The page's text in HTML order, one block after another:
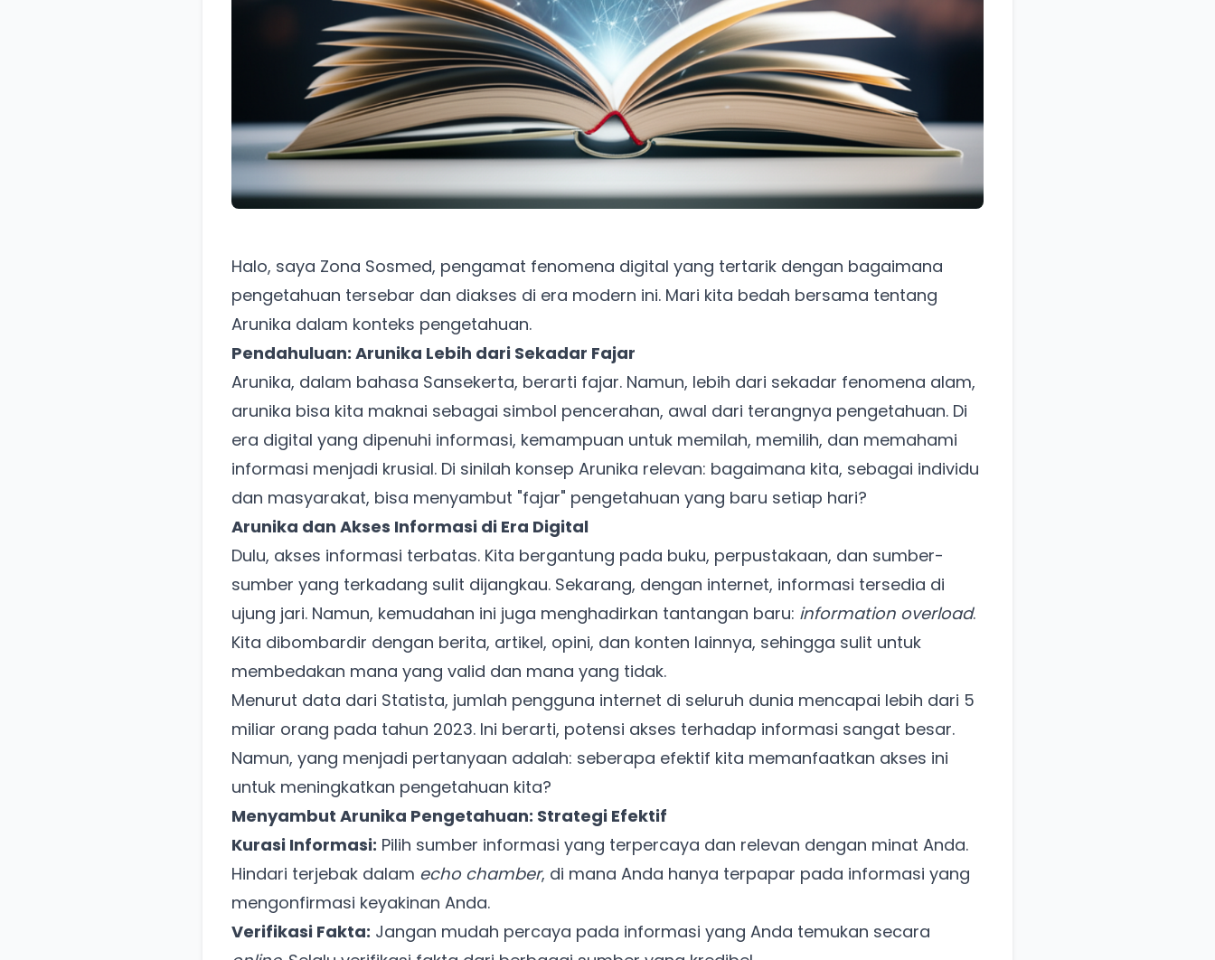
Halo, saya Zona Sosmed, pengamat fenomena digital yang tertarik dengan bagaimana
pengetahuan tersebar dan diakses di era modern ini. Mari kita bedah bersama tentang
Arunika dalam konteks pengetahuan.
Pendahuluan: Arunika Lebih dari Sekadar Fajar
Arunika, dalam bahasa Sansekerta, berarti fajar. Namun, lebih dari sekadar fenomena alam,
arunika bisa kita maknai sebagai simbol pencerahan, awal dari terangnya pengetahuan. Di
era digital yang dipenuhi informasi, kemampuan untuk memilah, memilih, dan memahami
informasi menjadi krusial. Di sinilah konsep Arunika relevan: bagaimana kita, sebagai individu
dan masyarakat, bisa menyambut "fajar" pengetahuan yang baru setiap hari?
Arunika dan Akses Informasi di Era Digital
Dulu, akses informasi terbatas. Kita bergantung pada buku, perpustakaan, dan sumber-
sumber yang terkadang sulit dijangkau. Sekarang, dengan internet, informasi tersedia di
ujung jari. Namun, kemudahan ini juga menghadirkan tantangan baru: information overload.
Kita dibombardir dengan berita, artikel, opini, dan konten lainnya, sehingga sulit untuk
membedakan mana yang valid dan mana yang tidak.
Menurut data dari Statista, jumlah pengguna internet di seluruh dunia mencapai lebih dari 5
miliar orang pada tahun 2023. Ini berarti, potensi akses terhadap informasi sangat besar.
Namun, yang menjadi pertanyaan adalah: seberapa efektif kita memanfaatkan akses ini
untuk meningkatkan pengetahuan kita?
Menyambut Arunika Pengetahuan: Strategi Efektif
Kurasi Informasi: Pilih sumber informasi yang terpercaya dan relevan dengan minat Anda.
Hindari terjebak dalam echo chamber, di mana Anda hanya terpapar pada informasi yang
mengonfirmasi keyakinan Anda.
Verifikasi Fakta: Jangan mudah percaya pada informasi yang Anda temukan secara